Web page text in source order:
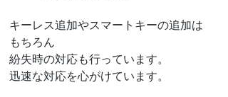
キーレス追加やスマートキーの追加は
もちろん
紛失時の対応も行っています。
迅速な対応を心がけています。